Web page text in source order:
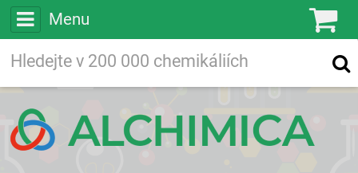
Menu
Vyhledávání